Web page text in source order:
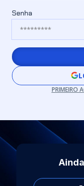
Senha
PRIMEIRO